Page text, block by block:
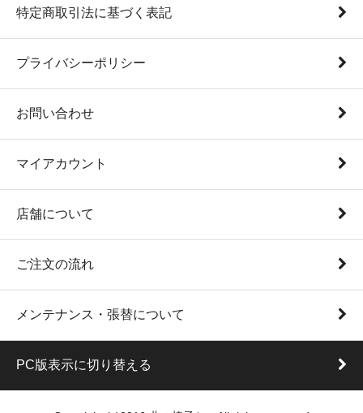
特定商取引法に基づく表記
プライバシーポリシー
お問い合わせ
マイアカウント
店舗について
ご注文の流れ
メンテナンス・張替について
PC版表示に切り替える